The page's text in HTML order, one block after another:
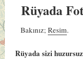
Rüyada
Bakınız;Resim.
Rüyada sizi